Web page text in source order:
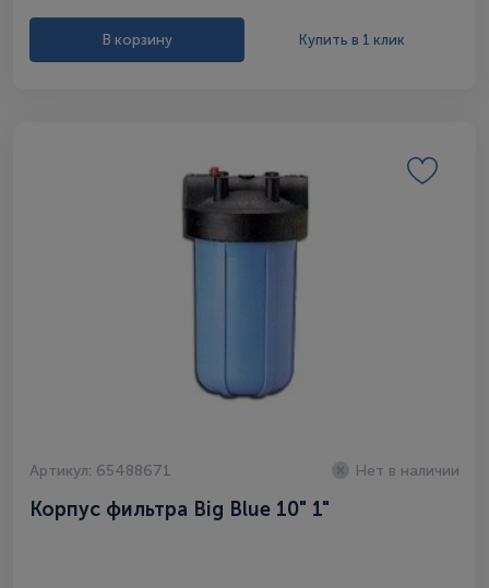
В корзину Купить в 1 клик
Артикул: 65488671 Нет в наличии
Корпус фильтра Big Blue 10" 1"